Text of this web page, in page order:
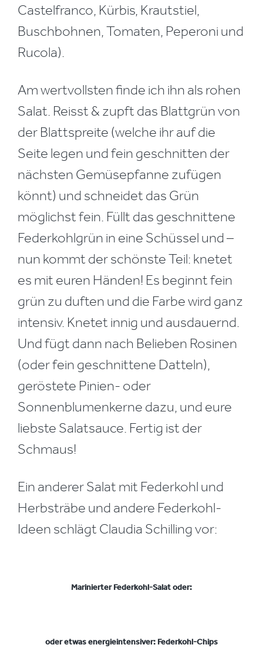
Castelfranco, Kürbis, Krautstiel,
Buschbohnen, Tomaten, Peperoni und
Rucola).
Am wertvollsten finde ich ihn als rohen
Salat. Reisst & zupft das Blattgrün von
der Blattspreite (welche ihr auf die
Seite legen und fein geschnitten der
nächsten Gemüsepfanne zufügen
könnt) und schneidet das Grün
möglichst fein. Füllt das geschnittene
Federkohlgrün in eine Schüssel und –
nun kommt der schönste Teil: knetet
es mit euren Händen! Es beginnt fein
grün zu duften und die Farbe wird ganz
intensiv. Knetet innig und ausdauernd.
Und fügt dann nach Belieben Rosinen
(oder fein geschnittene Datteln),
geröstete Pinien- oder
Sonnenblumenkerne dazu, und eure
liebste Salatsauce. Fertig ist der
Schmaus!
Ein anderer Salat mit Federkohl und
Herbsträbe und andere Federkohl-
Ideen schlägt Claudia Schilling vor:
Marinierter Federkohl-Salat oder:
oder etwas energieintensiver: Federkohl-Chips